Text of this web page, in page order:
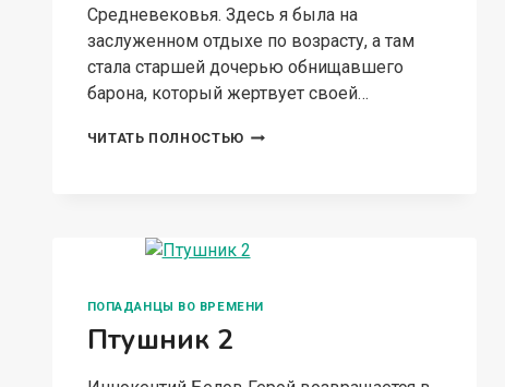
Средневековья. Здесь я была на
заслуженном отдыхе по возрасту, а там
стала старшей дочерью обнищавшего
барона, который жертвует своей…
ЧИТАТЬ ПОЛНОСТЬЮ БЕСПРИДАННИЦА
ПОПАДАНЦЫ ВО ВРЕМЕНИ
Птушник 2